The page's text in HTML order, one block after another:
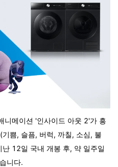
니메이션 '인사이드 아웃 2'가 흥
쁨, 슬픔, 버럭, 까칠, 소심, 불
12일 국내 개봉 후, 약 일주일
니다.